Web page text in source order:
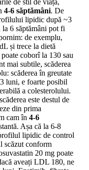
de stil de viață,
4-6 săptămâni. De
lipidic după ~3
6 săptămâni pot fi
de exemplu,
și trece la dietă
coborî la 130 sau
mai subtile, scăderea
scăderea în greutate
luni, e foarte posibil
a colesterolului.
este destul de
din prima
cam în 4-6
Așa că la 6-8
lipidic de control
scăzut conform
20 mg poate
aveați LDL 180, ne